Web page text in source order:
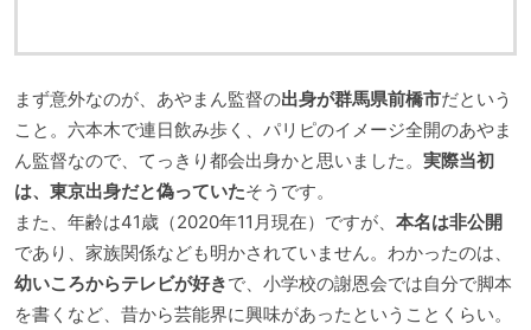
まず意外なのが、あやまん監督の出身が群馬県前橋市だという
こと。六本木で連日飲み歩く、パリピのイメージ全開のあやま
ん監督なので、てっきり都会出身かと思いました。 実際当初
は、東京出身だと偽っていたそうです。
また、年齢は41歳（2020年11月現在）ですが、 本名は非公開
であり、家族関係なども明かされていません。わかったのは、
幼いころからテレビが好きで、小学校の謝恩会では自分で脚本
を書くなど、昔から芸能界に興味があったということくらい。